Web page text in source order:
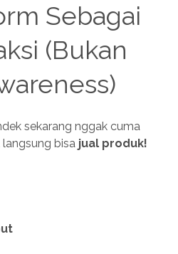
Sebagai
(Bukan
sekarang nggak cuma
bisa jual produk!